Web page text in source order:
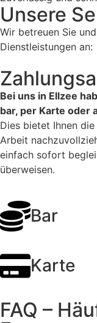
Unsere
Wir betreuen Sie
Dienstleistungen an:
Bei uns in Ellzee
bar, per Karte oder
Dies bietet Ihnen
Arbeit
einfach sofort
überweisen.
Bar
Karte
FAQ –